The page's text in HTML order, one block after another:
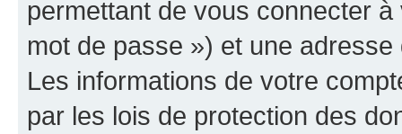
permettant de vous connecter
mot de passe ») et une
Les informations de votre
par les lois de protection des